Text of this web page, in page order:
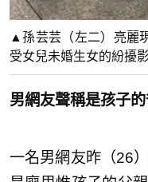
▲孫芸芸（左二）亮麗
受女兒未婚生女的紛擾
男網友聲稱是孩子
一名男網友昨（26